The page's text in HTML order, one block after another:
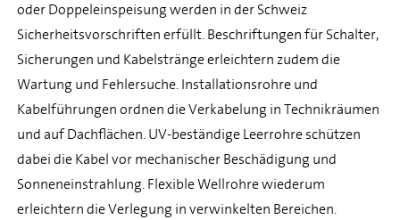
oder Doppeleinspeisung werden in der Schweiz
Sicherheitsvorschriften erfüllt. Beschriftungen für Schalter,
Sicherungen und Kabelstränge erleichtern zudem die
Wartung und Fehlersuche. Installationsrohre und
Kabelführungen ordnen die Verkabelung in Technikräumen
und auf Dachflächen. UV-beständige Leerrohre schützen
dabei die Kabel vor mechanischer Beschädigung und
Sonneneinstrahlung. Flexible Wellrohre wiederum
erleichtern die Verlegung in verwinkelten Bereichen.